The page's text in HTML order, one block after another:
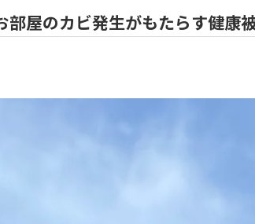
屋のカビ発生がもたらす健康